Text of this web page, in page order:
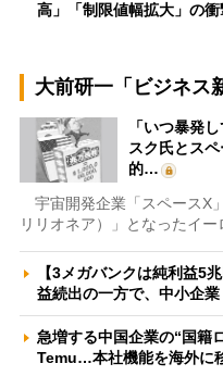
高」「制限値幅拡大」の
大前研一「ビジネス
「いつ暴発
スク氏とス
的…
宇宙開発企業「スペースX
リリオネア）」となったイ
【3メガバンクは純利益5
益続出の一方で、中小企
急増する中国企業の“国籍
Temu…本社機能を海外に